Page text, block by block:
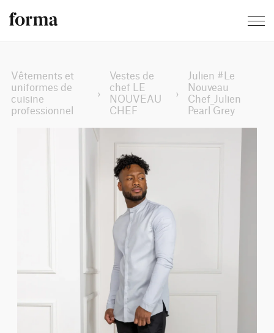
Vêtements et
uniformes de
cuisine
professionnel
›
Vestes de
chef LE
NOUVEAU
CHEF
›
Julien #Le
Nouveau
Chef_Julien
Pearl Grey